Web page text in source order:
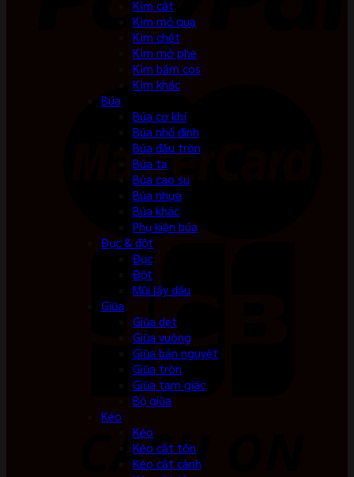
Kìm cắt
Kìm mỏ quạ
Kìm chết
Kìm mở phe
Kìm bấm cos
Kìm khác
Búa
Búa cơ khí
Búa nhổ đinh
Búa đầu tròn
Búa tạ
Búa cao su
Búa nhựa
Búa khác
Phụ kiện búa
Đục & đột
Đục
Đột
Mũi lấy dấu
Giũa
Giũa dẹt
Giũa vuông
Giũa bán nguyệt
Giũa tròn
Giũa tam giác
Bộ giũa
Kéo
Kéo
Kéo cắt tôn
Kéo cắt cành